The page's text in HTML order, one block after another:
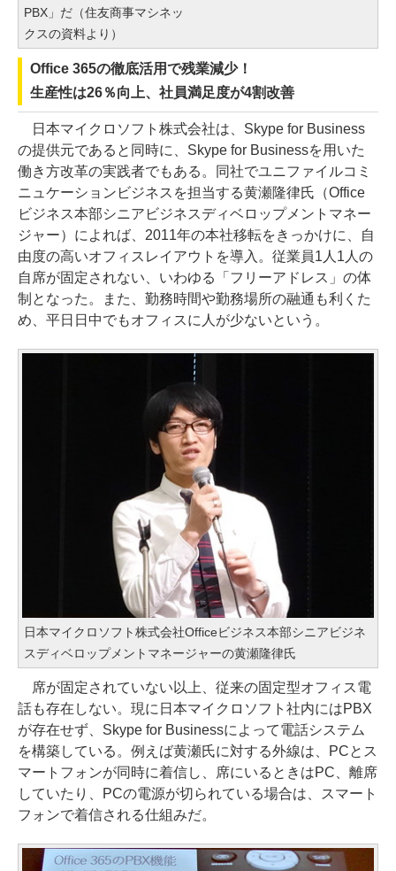
PBX」だ（住友商事マシネッ
クスの資料より）
Office 365の徹底活用で残業減少！
生産性は26％向上、社員満足度が4割改善
日本マイクロソフト株式会社は、Skype for Business
の提供元であると同時に、Skype for Businessを用いた
働き方改革の実践者でもある。同社でユニファイルコミ
ニュケーションビジネスを担当する黄瀬隆律氏（Office
ビジネス本部シニアビジネスディベロップメントマネー
ジャー）によれば、2011年の本社移転をきっかけに、自
由度の高いオフィスレイアウトを導入。従業員1人1人の
自席が固定されない、いわゆる「フリーアドレス」の体
制となった。また、勤務時間や勤務場所の融通も利くた
め、平日日中でもオフィスに人が少ないという。
日本マイクロソフト株式会社Officeビジネス本部シニアビジネ
スディベロップメントマネージャーの黄瀬隆律氏
席が固定されていない以上、従来の固定型オフィス電
話も存在しない。現に日本マイクロソフト社内にはPBX
が存在せず、Skype for Businessによって電話システム
を構築している。例えば黄瀬氏に対する外線は、PCとス
マートフォンが同時に着信し、席にいるときはPC、離席
していたり、PCの電源が切られている場合は、スマート
フォンで着信される仕組みだ。